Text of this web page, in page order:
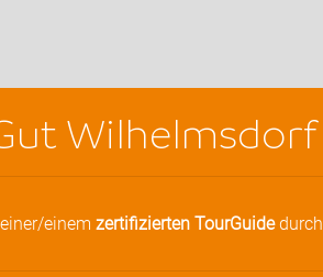
Wilhelmsdorf
einem zertifizierten TourGuide